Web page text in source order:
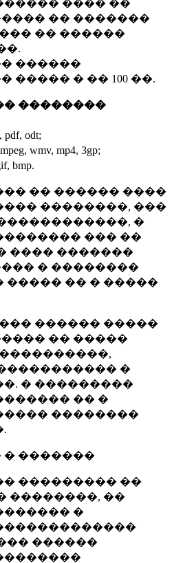
���� ��
�� �������
�� ������
������
����� � �� 100 ��.
��������
pdf, odt;
wmv, mp4, 3gp;
bmp.
�� ������ ����
��������, ���
�
��� ��
���� �������
� ��������
����� �� � �����
������ �����
�� �����
�
� ���������
�� �
��������
� �������
��������� ��
��������, ��
�
������